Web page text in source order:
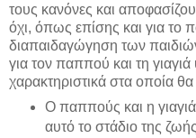
τους κανόνες και
όχι, όπως επίσης και για το
διαπαιδαγώγηση των
για τον παππού και τη
χαρακτηριστικά στα οποία
Ο παππούς και η
αυτό το στάδιο της